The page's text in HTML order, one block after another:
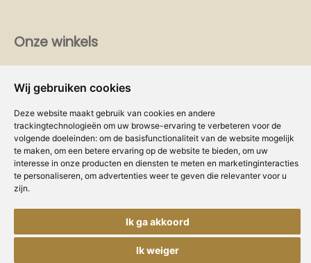
Wij gebruiken cookies
Deze website maakt gebruik van cookies en andere
trackingtechnologieën om uw browse-ervaring te verbeteren voor de
volgende doeleinden: om de basisfunctionaliteit van de website mogelijk
te maken, om een betere ervaring op de website te bieden, om uw
interesse in onze producten en diensten te meten en marketinginteracties
te personaliseren, om advertenties weer te geven die relevanter voor u
zijn.
Ik ga akkoord
Ik weiger
Onze winkels
Dealer worden?
Volg ons